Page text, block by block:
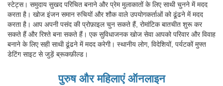
स्टेट्स। समुदाय सुखद परिचित बनाने और प्रेम मुलाकातों के लिए साथी चुनने में मदद
करता है। खोज इंजन समान रुचियों और शौक वाले उपयोगकर्ताओं को ढूंढने में मदद
करता है। आप अपनी पसंद की प्रोफ़ाइल चुन सकते हैं, रोमांटिक बातचीत शुरू कर
सकते हैं और रिश्ते बना सकते हैं। एक सुविधाजनक खोज सेवा आपको परिवार और विवाह
बनाने के लिए सही साथी ढूंढने में मदद करेगी। स्थानीय लोग, विदेशियों, पर्यटकों मुफ्त
डेटिंग साइट से जुड़ें ब्रूकफ़ील्ड।
पुरुष और महिलाएं ऑनलाइन